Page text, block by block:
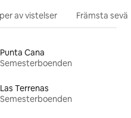
av vistelser Främsta
Punta Cana
Semesterboenden
Las Terrenas
Semesterboenden